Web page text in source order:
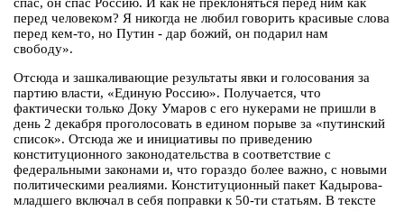
перед человеком? Я никогда не любил говорить красивые слова
перед кем-то, но Путин - дар божий, он подарил нам
свободу».
Отсюда и зашкаливающие результаты явки и голосования за
партию власти, «Единую Россию». Получается, что
фактически только Доку Умаров с его нукерами не пришли в
день 2 декабря проголосовать в едином порыве за «путинский
список». Отсюда же и инициативы по приведению
конституционного законодательства в соответствие с
федеральными законами и, что гораздо более важно, с новыми
политическими реалиями. Конституционный пакет Кадырова-
младшего включал в себя поправки к 50-ти статьям. В тексте